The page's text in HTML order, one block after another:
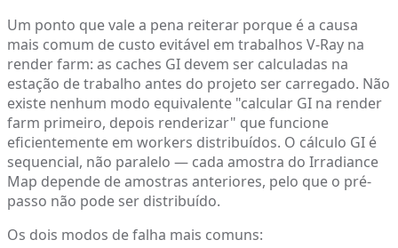
Um ponto que vale a pena reiterar porque é a causa
mais comum de custo evitável em trabalhos V-Ray na
render farm: as caches GI devem ser calculadas na
estação de trabalho antes do projeto ser carregado. Não
existe nenhum modo equivalente "calcular GI na render
farm primeiro, depois renderizar" que funcione
eficientemente em workers distribuídos. O cálculo GI é
sequencial, não paralelo — cada amostra do Irradiance
Map depende de amostras anteriores, pelo que o pré-
passo não pode ser distribuído.
Os dois modos de falha mais comuns: